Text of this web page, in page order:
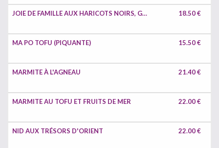
JOIE DE FAMILLE AUX HARICOTS NOIRS, GINGEMBRE ET L'AIL 18.50 €
MA PO TOFU (PIQUANTE) 15.50 €
MARMITE À L'AGNEAU 21.40 €
MARMITE AU TOFU ET FRUITS DE MER 22.00 €
NID AUX TRÉSORS D'ORIENT 22.00 €